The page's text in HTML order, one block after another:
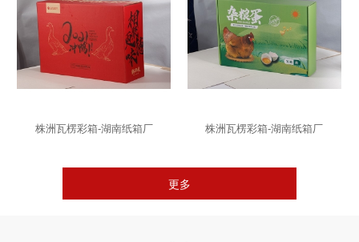
株洲瓦楞彩箱-湖南纸箱厂 株洲瓦楞彩箱-湖南纸箱厂
更多